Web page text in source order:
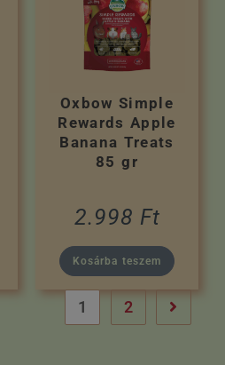
Oxbow Simple
Rewards Apple
Banana Treats
85 gr
2.998 Ft
Kosárba teszem
1 2